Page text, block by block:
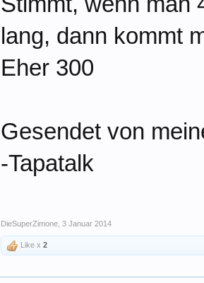
lang, dann kommt
Eher 300
Gesendet von
-Tapatalk
DieSuperZimone 3 Januar 2014
Like x 2